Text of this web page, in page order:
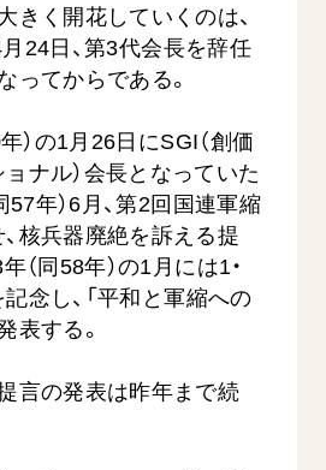
きく開花していくのは、
月24日、第3代会長を辞任
ってからである。
）の1月26日にSGI（創価
ナル）会長となっていた
57年）6月、第2回国連軍縮
核兵器廃絶を訴える提
（同58年）の1月には1・
記念し、「平和と軍縮への
表する。
言の発表は昨年まで続